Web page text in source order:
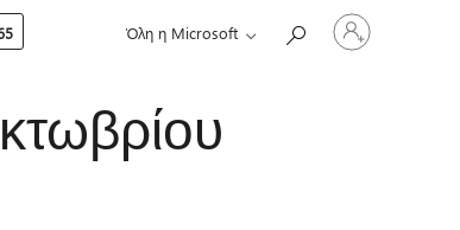
Όλη η Microsoft
Είσοδος
στον